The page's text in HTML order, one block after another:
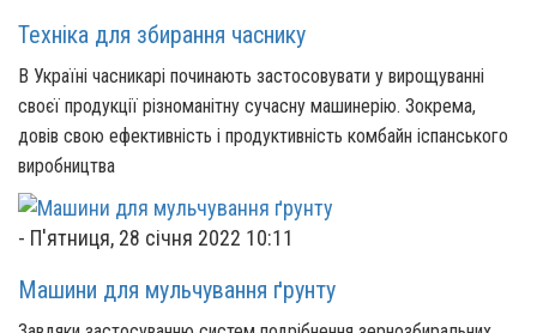
Техніка для збирання часнику
В Україні часникарі починають застосовувати у вирощуванні
своєї продукції різноманітну сучасну машинерію. Зокрема,
довів свою ефективність і продуктивність комбайн іспанського
виробництва
- П'ятниця, 28 січня 2022 10:11
Машини для мульчування ґрунту